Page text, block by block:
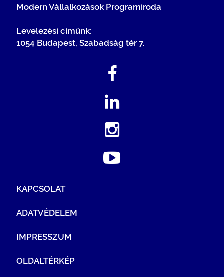
Modern Vállalkozások Programiroda
Levelezési címünk:
1054 Budapest, Szabadság tér 7.
KAPCSOLAT
ADATVÉDELEM
IMPRESSZUM
OLDALTÉRKÉP